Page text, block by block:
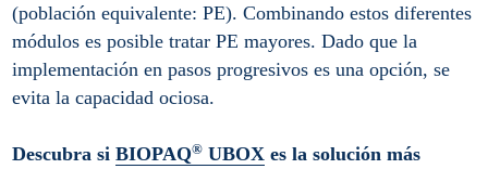
(población equivalente: PE). Combinando estos diferentes
módulos es posible tratar PE mayores. Dado que la
implementación en pasos progresivos es una opción, se
evita la capacidad ociosa.
Descubra siBIOPAQ® UBOX es la solución más